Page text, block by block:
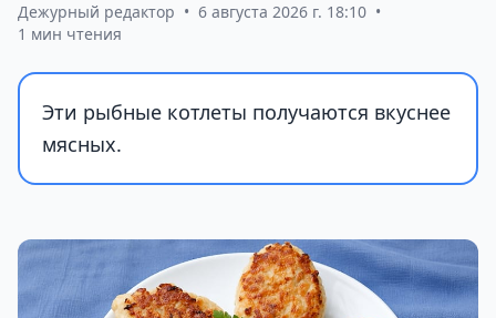
Дежурный редактор • 6 августа 2026 г. 18:10 •
1 мин чтения
Эти рыбные котлеты получаются вкуснее
мясных.